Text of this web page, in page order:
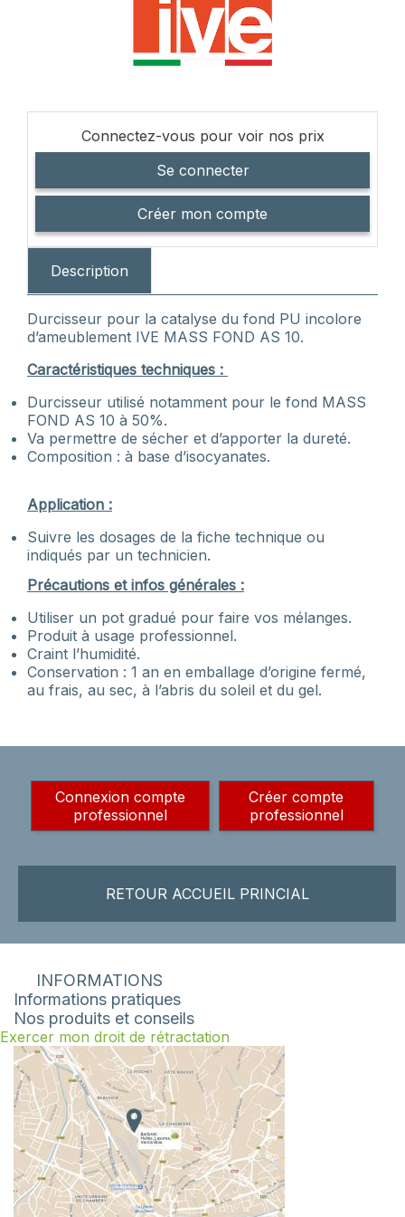
Connectez-vous pour voir nos prix
Se connecter
Créer mon compte
Description
Durcisseur pour la catalyse du fond PU incolore
d’ameublement IVE MASS FOND AS 10.
Caractéristiques techniques :
Durcisseur utilisé notamment pour le fond MASS
FOND AS 10 à 50%.
Va permettre de sécher et d’apporter la dureté.
Composition : à base d’isocyanates.
Application :
Suivre les dosages de la fiche technique ou
indiqués par un technicien.
Précautions et infos générales :
Utiliser un pot gradué pour faire vos mélanges.
Produit à usage professionnel.
Craint l’humidité.
Conservation : 1 an en emballage d’origine fermé,
au frais, au sec, à l’abris du soleil et du gel.
Connexion compte
professionnel
Créer compte
professionnel
RETOUR ACCUEIL PRINCIAL
INFORMATIONS
Informations pratiques
Nos produits et conseils
Exercer mon droit de rétractation